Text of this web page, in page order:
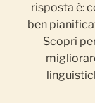
risposta è:
ben
Scopri